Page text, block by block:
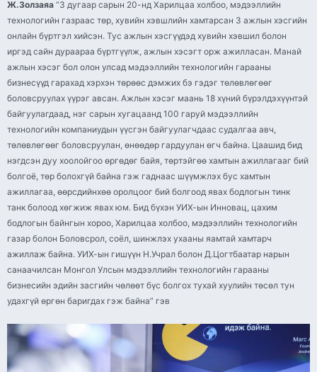
Ж.Золзаяа “3 дугаар сарын 20-нд Харилцаа холбоо, мэдээллийн
технологийн газраас төр, хувийн хэвшлийн хамтарсан 3 ажлын хэсгийн
онлайн бүртгэл хийсэн. Тус ажлын хэсгүүдэд хувийн хэвшил болон
иргэд сайн дураараа бүртгүүлж, ажлын хэсэгт орж ажилласан. Манай
ажлын хэсэг бол олон улсад мэдээллийн технологийн гарааны
бизнесүүд гарахад хэрхэн төрөөс дэмжих бэ гэдэг төлөвлөгөөг
боловсруулах үүрэг авсан. Ажлын хэсэг маань 18 хүний бүрэлдэхүүнтэй
байгуулагдаад, нэг сарын хугацаанд 100 гаруй мэдээллийн
технологийн компаниудын үүсгэн байгуулагчдаас судалгаа авч,
төлөвлөгөөг боловсруулан, өнөөдөр гардуулан өгч байна. Цаашид бид
нэгдсэн дуу хоолойгоо өргөдөг байя, төртэйгөө хамтын ажиллагааг бий
болгоё, төр болохгүй байна гэж гаднаас шүүмжлэх бус хамтын
ажиллагаа, өөрсдийнхөө оролцоог бий болгоод явах бодлогын тинк
танк болоод хөгжиж явах юм. Бид бүхэн УИХ-ын Инновац, цахим
бодлогын байнгын хороо, Харилцаа холбоо, мэдээллийн технологийн
газар болон Боловсрол, соёл, шинжлэх ухааны яамтай хамтарч
ажиллаж байна. УИХ-ын гишүүн Н.Учрал болон Д.Цогтбаатар нарын
санаачилсан Монгол Улсын мэдээллийн технологийн гарааны
бизнесийн эдийн засгийн чөлөөт бүс болгох тухай хуулийн төсөл тун
удахгүй өргөн баригдах гэж байна” гэв